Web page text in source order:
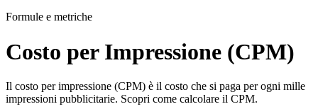
Formule e metriche
Costo per Impressione (CPM)
Il costo per impressione (CPM) è il costo che si paga per ogni mille
impressioni pubblicitarie. Scopri come calcolare il CPM.